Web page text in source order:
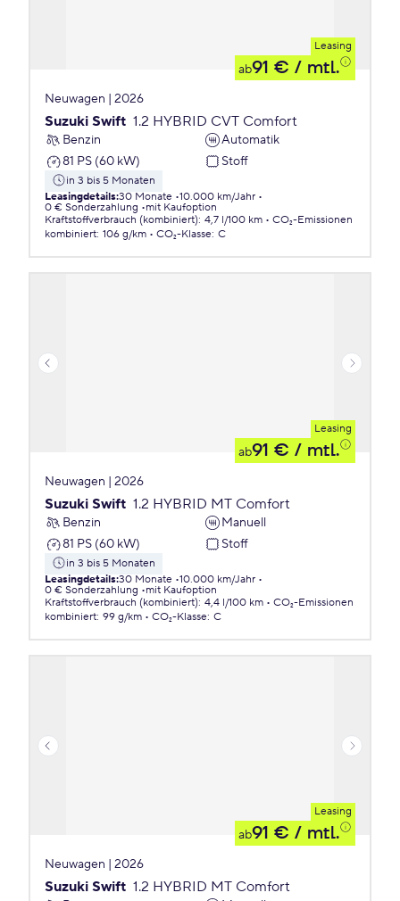
Leasing
ab91 € / mtl.
Neuwagen | 2026
Suzuki Swift 1.2 HYBRID CVT Comfort
Benzin
Automatik
81 PS (60 kW)
Stoff
in 3 bis 5 Monaten
Leasingdetails:30 Monate 10.000 km/Jahr
0 € Sonderzahlung
mit Kaufoption
Kraftstoffverbrauch (kombiniert): 4,7 l/100 km
CO₂-Emissionen
kombiniert: 106 g/km CO₂-Klasse: C
Leasing
ab91 € / mtl.
Neuwagen | 2026
Suzuki Swift 1.2 HYBRID MT Comfort
Benzin
Manuell
81 PS (60 kW)
Stoff
in 3 bis 5 Monaten
Leasingdetails:30 Monate 10.000 km/Jahr
0 € Sonderzahlung
mit Kaufoption
Kraftstoffverbrauch (kombiniert): 4,4 l/100 km
CO₂-Emissionen
kombiniert: 99 g/km CO₂-Klasse: C
Leasing
ab91 € / mtl.
Neuwagen | 2026
Suzuki Swift 1.2 HYBRID MT Comfort